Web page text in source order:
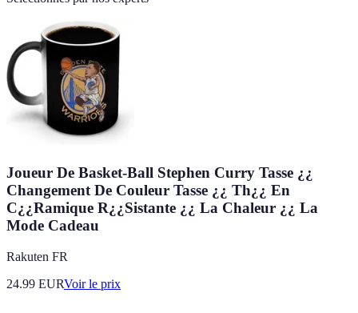
Joueur De Basket-Ball Stephen Curry Tasse ¿¿
Changement De Couleur Tasse ¿¿ Th¿¿ En
C¿¿Ramique R¿¿Sistante ¿¿ La Chaleur ¿¿ La
Mode Cadeau
Rakuten FR
24.99 EURVoir le prix